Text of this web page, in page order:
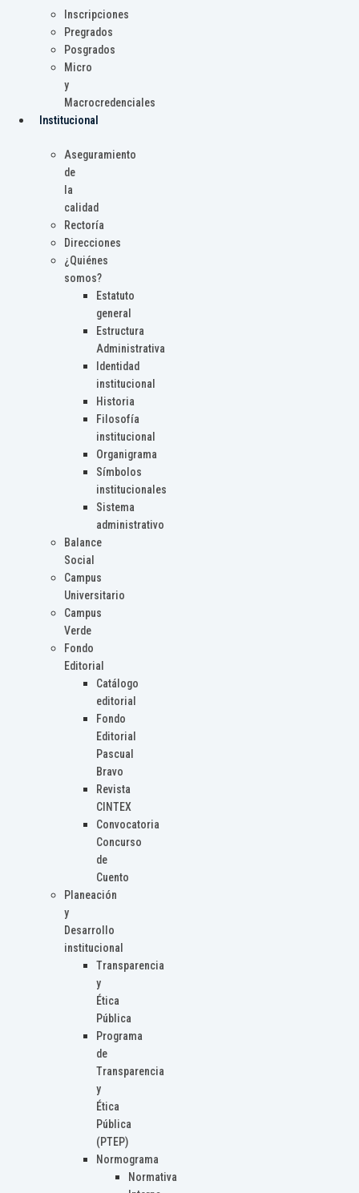
Inscripciones
Pregrados
Posgrados
Micro
y
Macrocredenciales
Institucional
Aseguramiento
de
la
calidad
Rectoría
Direcciones
¿Quiénes
somos?
Estatuto
general
Estructura
Administrativa
Identidad
institucional
Historia
Filosofía
institucional
Organigrama
Símbolos
institucionales
Sistema
administrativo
Balance
Social
Campus
Universitario
Campus
Verde
Fondo
Editorial
Catálogo
editorial
Fondo
Editorial
Pascual
Bravo
Revista
CINTEX
Convocatoria
Concurso
de
Cuento
Planeación
y
Desarrollo
institucional
Transparencia
y
Ética
Pública
Programa
de
Transparencia
y
Ética
Pública
(PTEP)
Normograma
Normativa